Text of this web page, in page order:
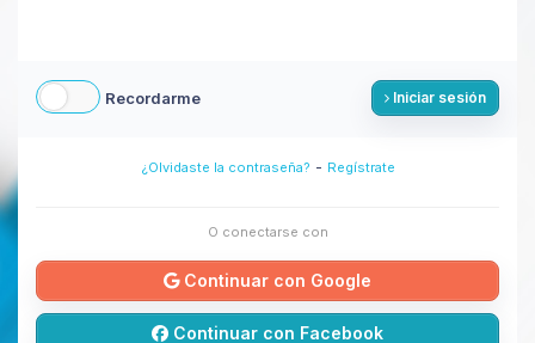
Recordarme Iniciar sesión
¿Olvidaste la contraseña? - Regístrate
O conectarse con
Continuar con Google
Continuar con Facebook